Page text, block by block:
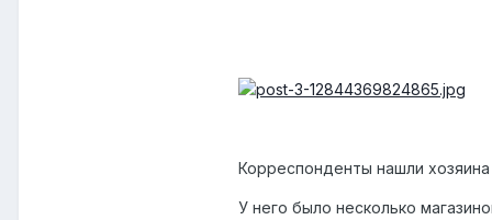
Корреспонденты нашли
У него было несколько